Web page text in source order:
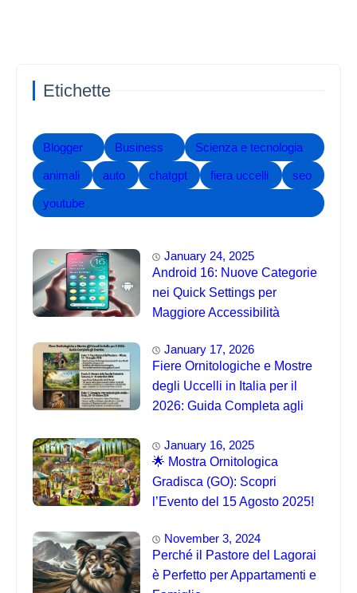
Etichette
Blogger Business Scienza e tecnologia
animali auto chatgpt fiera uccelli seo
youtube
January 24, 2025
Android 16: Nuove Categorie
nei Quick Settings per
Maggiore Accessibilità
January 17, 2026
Fiere Ornitologiche e Mostre
degli Uccelli in Italia per il
2026: Guida Completa agli
January 16, 2025
🌟 Mostra Ornitologica
Gradisca (GO): Scopri
l’Evento del 15 Agosto 2025!
November 3, 2024
Perché il Pastore del Lagorai
è Perfetto per Appartamenti e